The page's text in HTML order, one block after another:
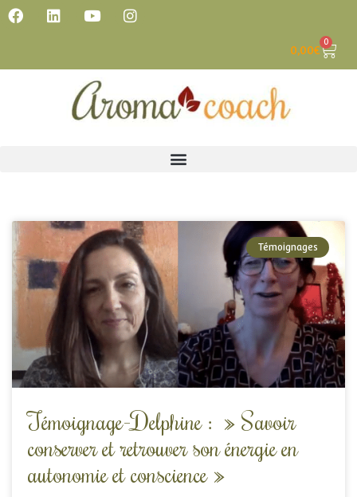
0,00€
0
Témoignages
Témoignage-Delphine : » Savoir
conserver et retrouver son énergie en
autonomie et conscience »